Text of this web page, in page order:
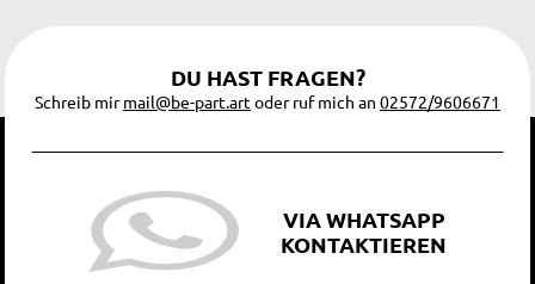
DU HAST FRAGEN?
Schreib mirmail@be-part.artoder ruf mich an 02572/9606671
VIA WHATSAPP
KONTAKTIEREN